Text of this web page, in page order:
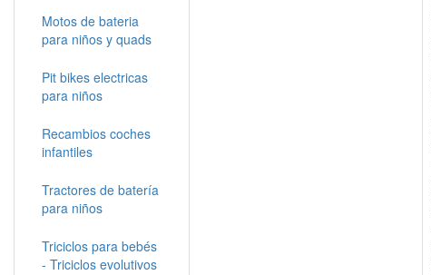
Motos de bateria
para niños y quads
Pit bikes electricas
para niños
Recambios coches
infantiles
Tractores de batería
para niños
Triciclos para bebés
- Triciclos evolutivos